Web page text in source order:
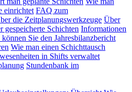
einrichtet FAQ zum
die Zeitplanungswerkzeuge Über
gespeicherte Schichten Informationen
können Sie den Jahresbilanzbericht
Wie man einen Schichttausch
in Shifts verwaltet
Stundenbank im